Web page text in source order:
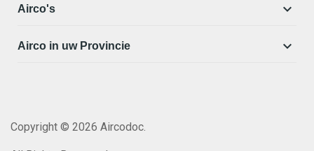
Airco's 
Airco in uw Provincie 
Copyright © 2026 Aircodoc.